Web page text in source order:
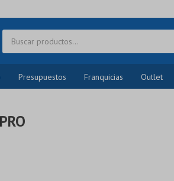
Presupuestos Franquicias Outlet